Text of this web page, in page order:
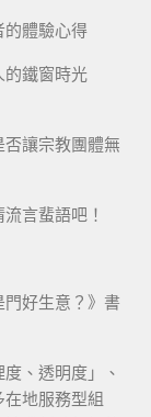
的體驗心得
的鐵窗時光
否讓宗教團體無
言蜚語吧！
門好生意？》書
、透明度」、
在地服務型組